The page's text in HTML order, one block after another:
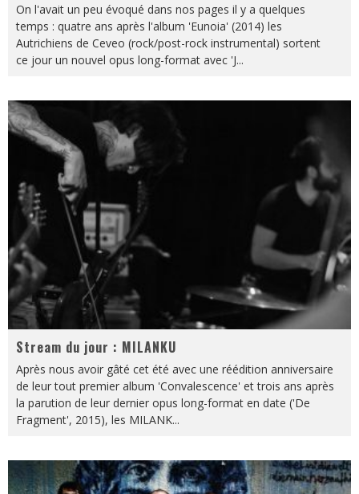
On l'avait un peu évoqué dans nos pages il y a quelques
temps : quatre ans après l'album 'Eunoia' (2014) les
Autrichiens de Ceveo (rock/post-rock instrumental) sortent
ce jour un nouvel opus long-format avec 'J...
Stream du jour : MILANKU
Après nous avoir gâté cet été avec une réédition anniversaire
de leur tout premier album 'Convalescence' et trois ans après
la parution de leur dernier opus long-format en date ('De
Fragment', 2015), les MILANK...